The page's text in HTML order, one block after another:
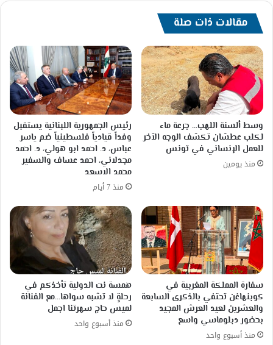
الاجتماعي
مقالات ذات صلة
وسط ألسنة اللهب… جرعة ماء
لكلب عطشان تكشف الوجه الآخر
للعمل الإنساني في تونس
منذ يومين
رئيس الجمهورية اللبنانية يستقبل
وفداً قيادياً فلسطينياً ضم ياسر
عباس، د. احمد ابو هولي، د. احمد
مجدلاني، احمد عساف والسفير
محمد الاسعد
منذ 7 أيام
سفارة المملكة المغربية في
كوبنهاغن تحتفي بالذكرى السابعة
والعشرين لعيد العرش المجيد
بحضور دبلوماسي واسع
منذ أسبوع واحد
همسة نت الدولية تأخذكم في
رحلةٍ لا تشبه سواها…مع الفنانة
لميس حاج سهرتنا اجمل
منذ أسبوع واحد